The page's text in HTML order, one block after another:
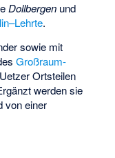
Dollbergen und
.
sowie mit
Großraum-
Ortsteilen
werden sie
von einer